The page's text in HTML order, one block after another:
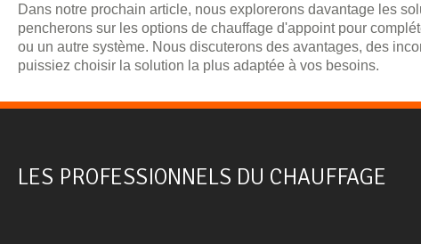
Dans notre prochain article, nous explorerons davantage les
pencherons sur les options de chauffage d'appoint pour
ou un autre système. Nous discuterons des avantages, des
puissiez choisir la solution la plus adaptée à vos besoins.
LES PROFESSIONNELS DU CHAUFFAGE